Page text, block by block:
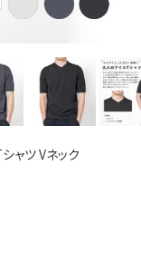
ャツ Vネック
再入荷お知らせ